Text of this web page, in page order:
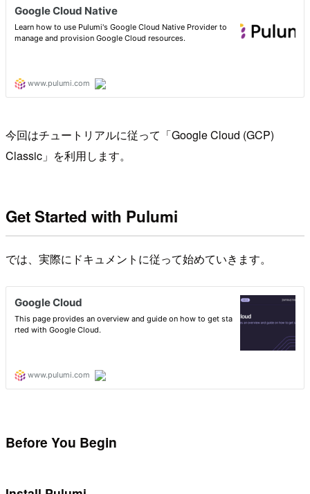
今回はチュートリアルに従って「Google Cloud (GCP)
Classic」を利用します。
Get Started with Pulumi
では、実際にドキュメントに従って始めていきます。
Before You Begin